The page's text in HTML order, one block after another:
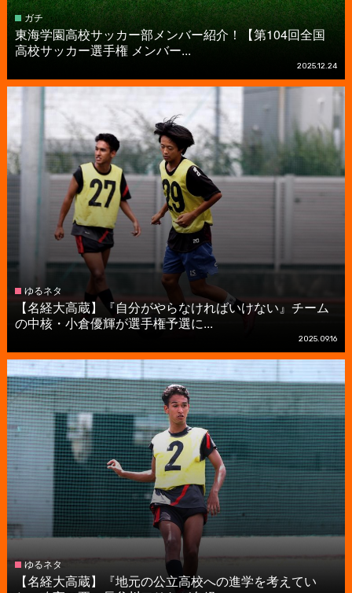
ガチ
東海学園高校サッカー部メンバー紹介！【第104回全国
高校サッカー選手権 メンバー...
2025.12.24
ゆるネタ
【名経大高蔵】『自分がやらなければいけない』チーム
の中核・小倉優輝が選手権予選に...
2025.09.16
ゆるネタ
【名経大高蔵】『地元の公立高校への進学を考えてい